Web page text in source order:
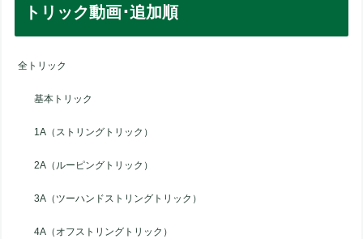
トリック動画･追加順
全トリック
基本トリック
1A（ストリングトリック）
2A（ルーピングトリック）
3A（ツーハンドストリングトリック）
4A（オフストリングトリック）